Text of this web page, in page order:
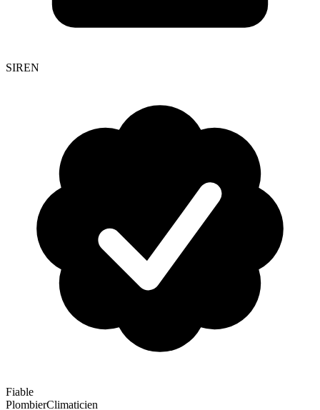
SIREN
Fiable
PlombierClimaticien